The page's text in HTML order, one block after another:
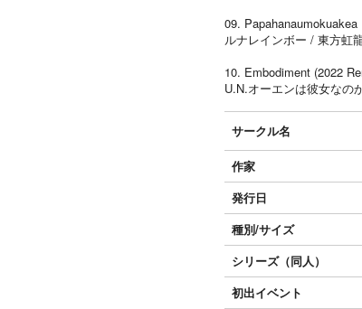
09. Papahanaumokuakea
ルナレインボー / 東方虹
10. Embodiment (2022
U.N.オーエンは彼女なの
サークル名
作家
発行日
種別/サイズ
シリーズ（同人）
初出イベント